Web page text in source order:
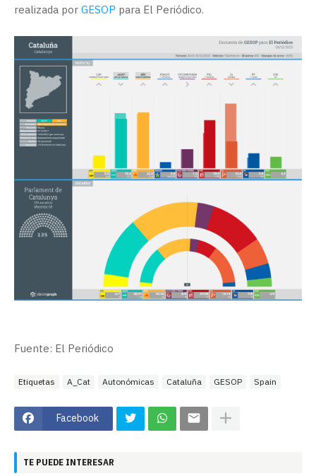
realizada por GESOP para El Periódico.
Fuente: El Periódico
Etiquetas A_Cat Autonómicas Cataluña GESOP Spain
Facebook
TE PUEDE INTERESAR